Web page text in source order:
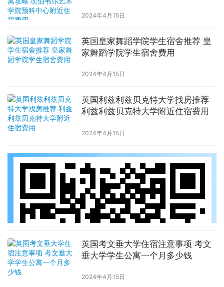
2024年4月15日
英国皇家舞蹈学院学生宿舍推荐 皇
家舞蹈学院学生宿舍费用
2024年4月15日
英国利兹利兹贝克特大学找房推荐
利兹利兹贝克特大学附近住宿费用
2024年4月15日
英国考文垂大学住宿注意事项 考文
垂大学学生公寓一个月多少钱
2024年4月15日